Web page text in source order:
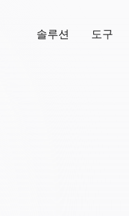
솔루션 도구